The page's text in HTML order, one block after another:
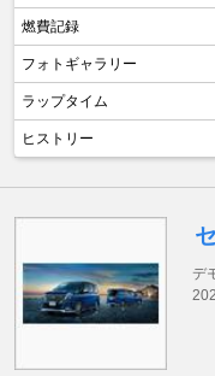
燃費記録
フォトギャラリー
ラップタイム
ヒストリー
デ